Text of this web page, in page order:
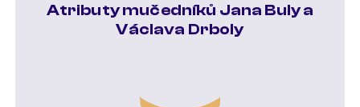
Atributy mučedníků Jana Buly a
Václava Drboly